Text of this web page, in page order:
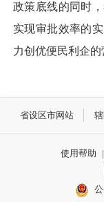
政策底线的同时
实现审批效率的
力创优便民利企的
省设区市网站
使用帮助 |